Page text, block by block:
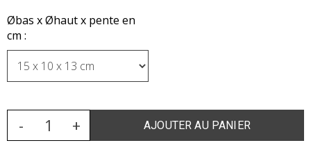
Øbas x Øhaut x pente en
cm :